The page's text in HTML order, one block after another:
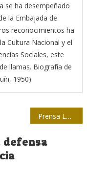
se ha desempeñado
la Embajada de
reconocimientos ha
Cultura Nacional y el
Sociales, este
llamas. Biografía de
1950).
Prensa Latina es un arma comunicacional de los pueblos
defensa